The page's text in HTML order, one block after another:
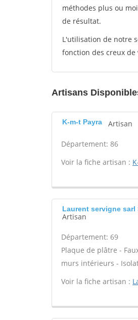
méthodes plus ou
de résultat.
L'utilisation de notre
fonction des creux
Artisans
K-m-t Payra Artisan
Département: 86
Voir la fiche artisan :
Laurent servigne sarl
Artisan
Département: 69
Plaque de plâtre -
murs intérieurs -
Voir la fiche artisan :